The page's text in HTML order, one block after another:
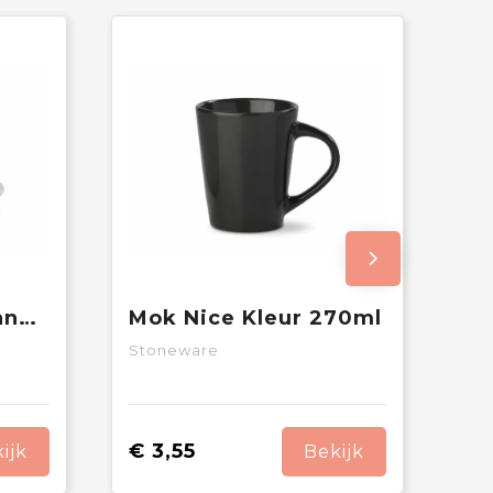
Kop & schotel Milano 160ml Mok Nice Kleur 270ml
Stoneware
€ 3,55 Bekijk